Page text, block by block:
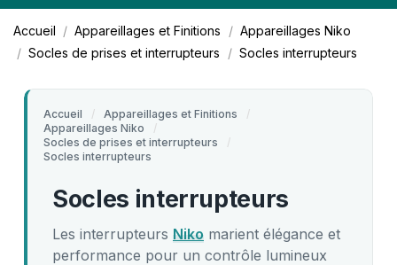
Accueil Appareillages et Finitions
Appareillages Niko
Socles de prises et interrupteurs
Socles interrupteurs
Accueil
Appareillages et Finitions
Appareillages Niko
Socles de prises et interrupteurs
Socles interrupteurs
Socles interrupteurs
Les interrupteurs Niko marient élégance et
performance pour un contrôle lumineux